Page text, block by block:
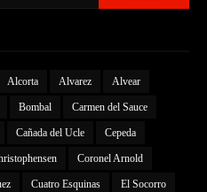
Alcorta Alvarez Alvear
Bombal Carmen del Sauce
Cañada del Ucle Cepeda
Coronel Arnold
Cuatro Esquinas El Socorro